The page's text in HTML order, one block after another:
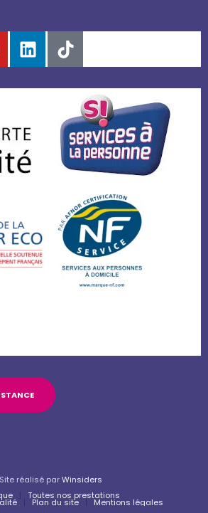
réalisé parWinsiders
Toutes nos prestations
Plan du site Mentions légales